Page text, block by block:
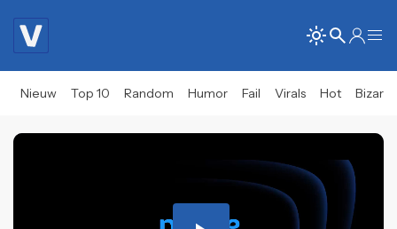
Nieuw Top 10 Random Humor Fail Virals Hot Bizar